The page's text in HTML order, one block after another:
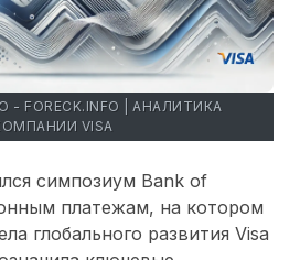
FORECK.INFO | АНАЛИТИКА
VISA
симпозиум Bank of
платежам, на котором
глобального развития Visa